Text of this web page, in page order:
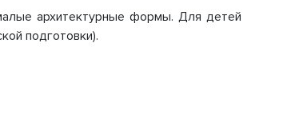
архитектурные формы. Для детей
подготовки).